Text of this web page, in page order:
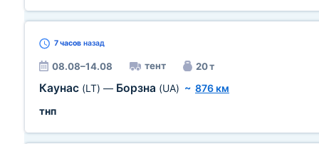
7 часов назад
08.08–14.08 тент 20 т
Каунас (LT) — Борзна (UA) ~ 876 км
тнп